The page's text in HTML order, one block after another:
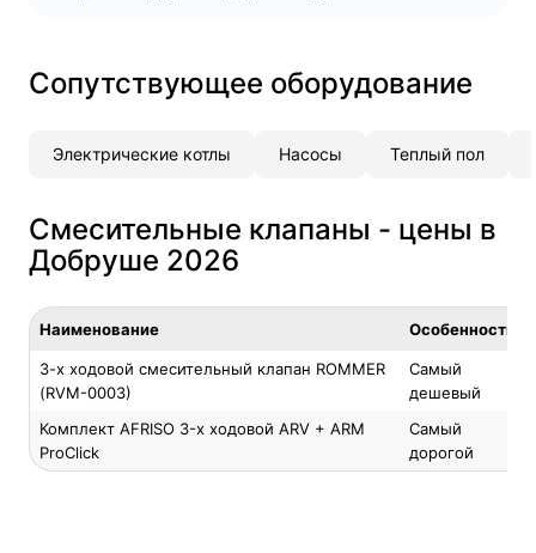
Сопутствующее оборудование
Электрические котлы Насосы Теплый пол
Смесительные клапаны - цены в
Добруше 2026
Наименование Особенность
3-х ходовой смесительный клапан ROMMER
(RVM-0003)
Самый
дешевый
Комплект AFRISO 3-х ходовой ARV + ARM
ProClick
Самый
дорогой